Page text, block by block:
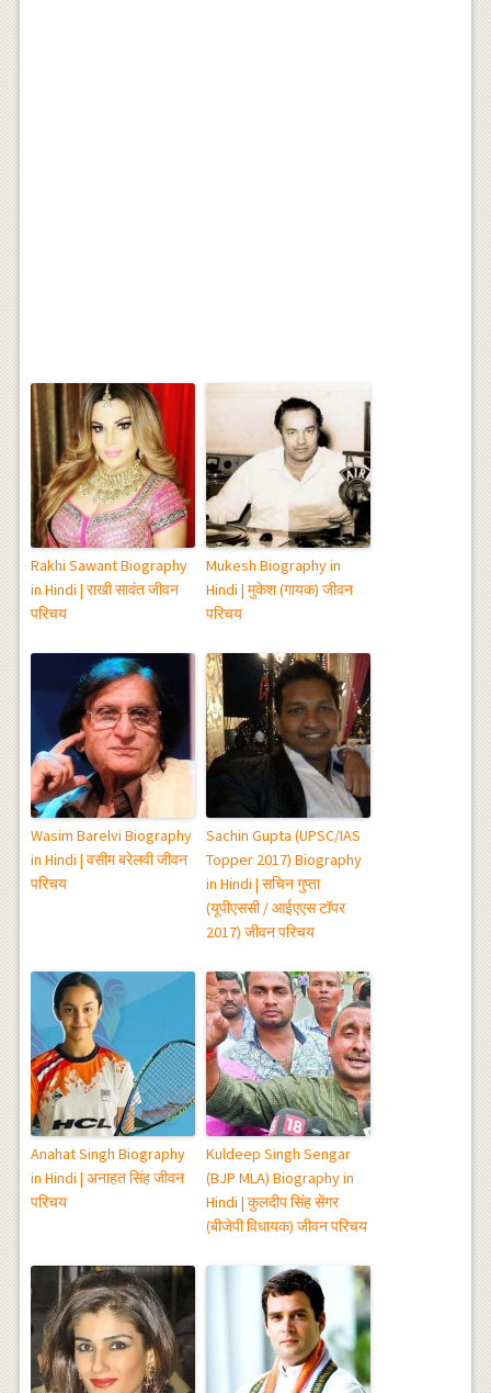
Rakhi Sawant Biography
in Hindi | राखी सावंत जीवन
परिचय
Mukesh Biography in
Hindi | मुकेश (गायक) जीवन
परिचय
Wasim Barelvi Biography
in Hindi | वसीम बरेलवी जीवन
परिचय
Sachin Gupta (UPSC/IAS
Topper 2017) Biography
in Hindi | सचिन गुप्ता
(यूपीएससी / आईएएस टॉपर
2017) जीवन परिचय
Anahat Singh Biography
in Hindi | अनाहत सिंह जीवन
परिचय
Kuldeep Singh Sengar
(BJP MLA) Biography in
Hindi | कुलदीप सिंह सेंगर
(बीजेपी विधायक) जीवन परिचय